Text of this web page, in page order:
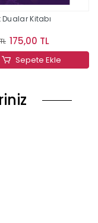
Kitabı
175,00 TL
Sepete Ekle